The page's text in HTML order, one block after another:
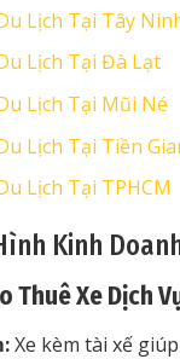
Lịch Tại Tây
Lịch Tại Đà Lạt
Lịch Tại Mũi Né
Lịch Tại Tiền
Lịch Tại TPHCM
Kinh
Thuê Xe Dịch
Xe kèm tài xế